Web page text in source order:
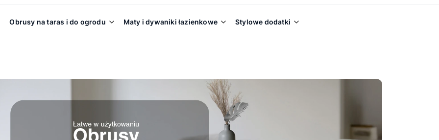
Obrusy na taras i do ogrodu Maty i dywaniki łazienkowe Stylowe dodatki